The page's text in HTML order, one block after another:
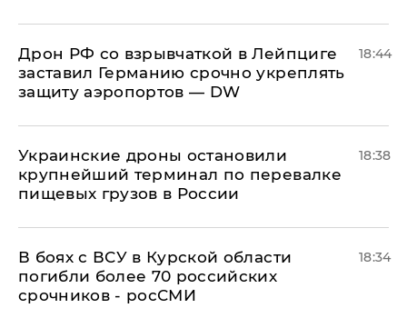
​Дрон РФ со взрывчаткой в Лейпциге
заставил Германию срочно укреплять
защиту аэропортов — DW
18:44
Украинские дроны остановили
крупнейший терминал по перевалке
пищевых грузов в России
18:38
В боях с ВСУ в Курской области
погибли более 70 российских
срочников - росСМИ
18:34